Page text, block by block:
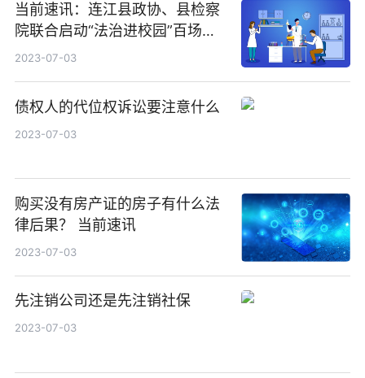
当前速讯：连江县政协、县检察
院联合启动“法治进校园”百场宣
讲，共画普法宣传同心圆
2023-07-03
债权人的代位权诉讼要注意什么
2023-07-03
购买没有房产证的房子有什么法
律后果？ 当前速讯
2023-07-03
先注销公司还是先注销社保
2023-07-03